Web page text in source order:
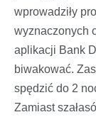
wprowadziły
wyznaczonych
aplikacji Bank
biwakować.
spędzić do 2
Zamiast